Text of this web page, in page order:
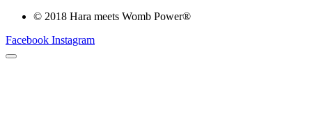
© 2018 Hara meets Womb Power®
Facebook Instagram